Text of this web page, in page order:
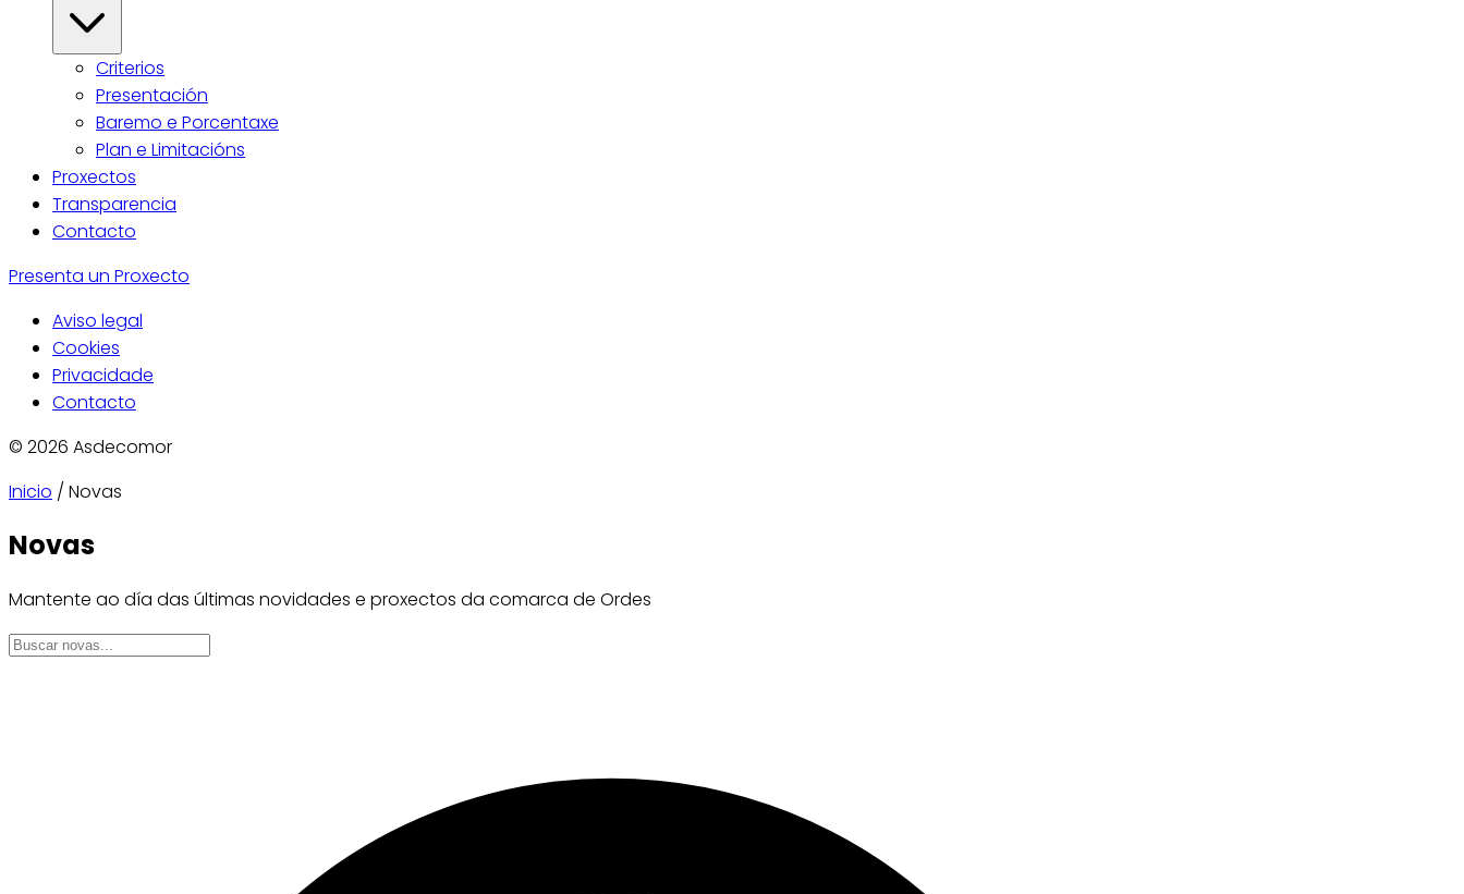
Criterios
Presentación
Baremo e Porcentaxe
Plan e Limitacións
Proxectos
Transparencia
Contacto
Presenta un Proxecto
Aviso legal
Cookies
Privacidade
Contacto
© 2026 Asdecomor
Inicio /Novas
Novas
Mantente ao día das últimas novidades e proxectos da comarca de Ordes